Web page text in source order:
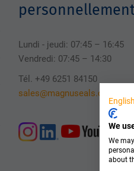
Lundi - jeudi: 07:45 – 16:45
Vendredi: 07:45 – 14:30
Tél. +49 6251 84150
sales@magnuseals.com
English
We
We
about